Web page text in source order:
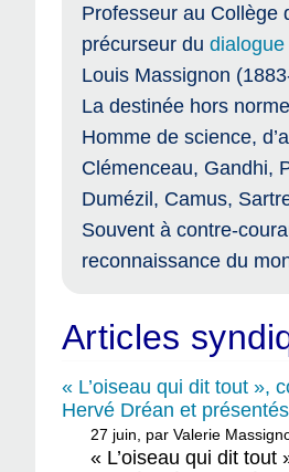
Professeur au Collège
précurseur du
Louis Massignon
La destinée hors
Homme de science,
Clémenceau, Gandhi,
Dumézil, Camus,
Souvent à contre-
reconnaissance du
Articles
« L’oiseau qui dit tout »,
Hervé Dréan et
27 juin, par Valerie
« L’oiseau qui dit